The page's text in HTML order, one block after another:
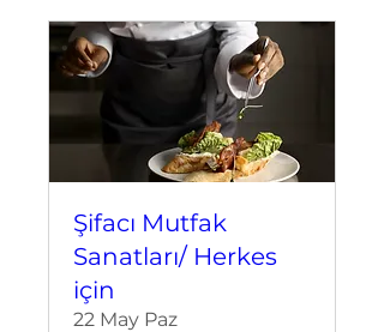
Şifacı Mutfak
Sanatları/ Herkes
için
22 May Paz